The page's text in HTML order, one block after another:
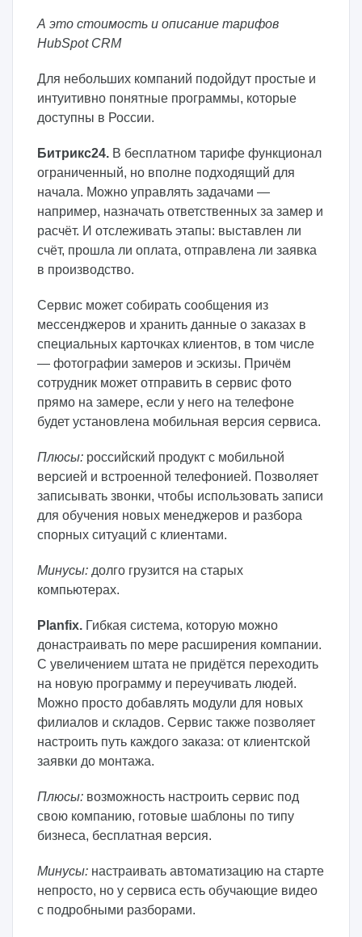
А это стоимость и описание тарифов
HubSpot CRM
Для небольших компаний подойдут простые и
интуитивно понятные программы, которые
доступны в России.
Битрикс24. В бесплатном тарифе функционал
ограниченный, но вполне подходящий для
начала. Можно управлять задачами —
например, назначать ответственных за замер и
расчёт. И отслеживать этапы: выставлен ли
счёт, прошла ли оплата, отправлена ли заявка
в производство.
Сервис может собирать сообщения из
мессенджеров и хранить данные о заказах в
специальных карточках клиентов, в том числе
— фотографии замеров и эскизы. Причём
сотрудник может отправить в сервис фото
прямо на замере, если у него на телефоне
будет установлена мобильная версия сервиса.
Плюсы: российский продукт с мобильной
версией и встроенной телефонией. Позволяет
записывать звонки, чтобы использовать записи
для обучения новых менеджеров и разбора
спорных ситуаций с клиентами.
Минусы: долго грузится на старых
компьютерах.
Planfix. Гибкая система, которую можно
донастраивать по мере расширения компании.
С увеличением штата не придётся переходить
на новую программу и переучивать людей.
Можно просто добавлять модули для новых
филиалов и складов. Сервис также позволяет
настроить путь каждого заказа: от клиентской
заявки до монтажа.
Плюсы: возможность настроить сервис под
свою компанию, готовые шаблоны по типу
бизнеса, бесплатная версия.
Минусы: настраивать автоматизацию на старте
непросто, но у сервиса есть обучающие видео
с подробными разборами.